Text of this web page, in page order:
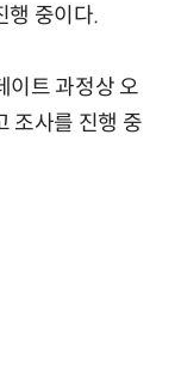
행 중이다.
이트 과정상 오
조사를 진행 중